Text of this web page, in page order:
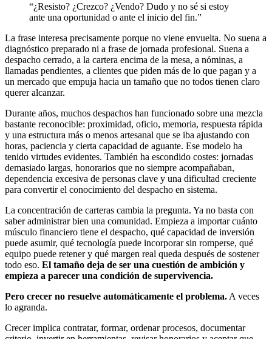
“¿Resisto? ¿Crezco? ¿Vendo? Dudo y no sé si estoy
ante una oportunidad o ante el inicio del fin.”
La frase interesa precisamente porque no viene envuelta. No suena a
diagnóstico preparado ni a frase de jornada profesional. Suena a
despacho cerrado, a la cartera encima de la mesa, a nóminas, a
llamadas pendientes, a clientes que piden más de lo que pagan y a
un mercado que empuja hacia un tamaño que no todos tienen claro
querer alcanzar.
Durante años, muchos despachos han funcionado sobre una mezcla
bastante reconocible: proximidad, oficio, memoria, respuesta rápida
y una estructura más o menos artesanal que se iba ajustando con
horas, paciencia y cierta capacidad de aguante. Ese modelo ha
tenido virtudes evidentes. También ha escondido costes: jornadas
demasiado largas, honorarios que no siempre acompañaban,
dependencia excesiva de personas clave y una dificultad creciente
para convertir el conocimiento del despacho en sistema.
La concentración de carteras cambia la pregunta. Ya no basta con
saber administrar bien una comunidad. Empieza a importar cuánto
músculo financiero tiene el despacho, qué capacidad de inversión
puede asumir, qué tecnología puede incorporar sin romperse, qué
equipo puede retener y qué margen real queda después de sostener
todo eso. El tamaño deja de ser una cuestión de ambición y
empieza a parecer una condición de supervivencia.
Pero crecer no resuelve automáticamente el problema. A veces
lo agranda.
Crecer implica contratar, formar, ordenar procesos, documentar